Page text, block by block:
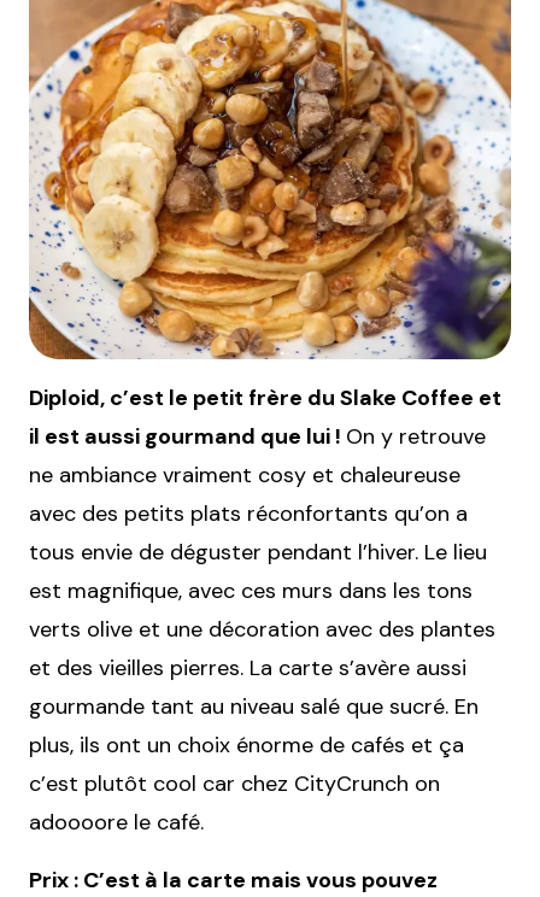
Diploid, c’est le petit frère du Slake Coffee et
il est aussi gourmand que lui ! On y retrouve
ne ambiance vraiment cosy et chaleureuse
avec des petits plats réconfortants qu’on a
tous envie de déguster pendant l’hiver. Le lieu
est magnifique, avec ces murs dans les tons
verts olive et une décoration avec des plantes
et des vieilles pierres. La carte s’avère aussi
gourmande tant au niveau salé que sucré. En
plus, ils ont un choix énorme de cafés et ça
c’est plutôt cool car chez CityCrunch on
adoooore le café.
Prix : C’est à la carte mais vous pouvez